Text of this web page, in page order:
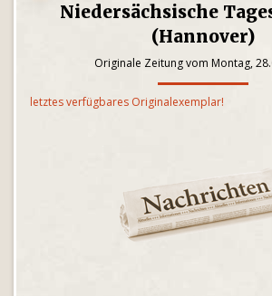
Niedersächsische
(Hannover)
Originale Zeitung vom Montag,
letztes verfügbares Originalexemplar!